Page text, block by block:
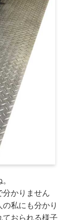
分かりません
私にも分かり
ておられる様子